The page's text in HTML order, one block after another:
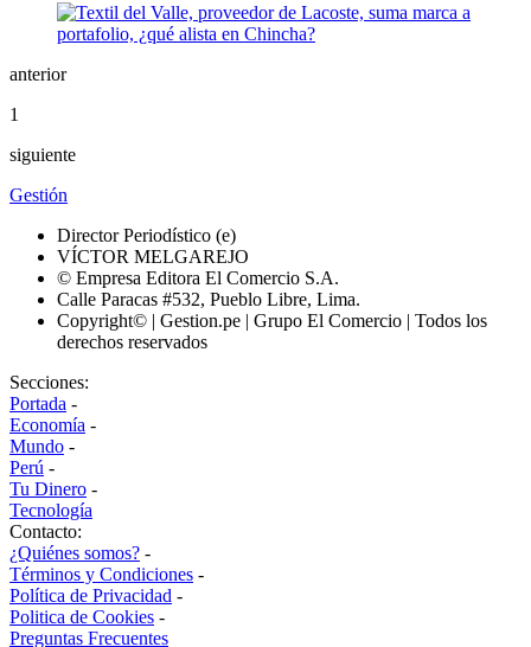
anterior
1
siguiente
Gestión
Director Periodístico (e)
VÍCTOR MELGAREJO
© Empresa Editora El Comercio S.A.
Calle Paracas #532, Pueblo Libre, Lima.
Copyright© | Gestion.pe | Grupo El Comercio | Todos los
derechos reservados
Secciones:
Portada -
Economía -
Mundo -
Perú -
Tu Dinero -
Tecnología
Contacto:
¿Quiénes somos? -
Términos y Condiciones -
Política de Privacidad -
Politica de Cookies -
Preguntas Frecuentes